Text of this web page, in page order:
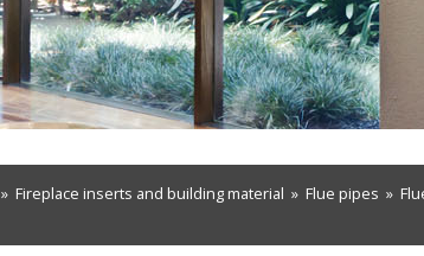
» Fireplace inserts and building material » Flue pipes »